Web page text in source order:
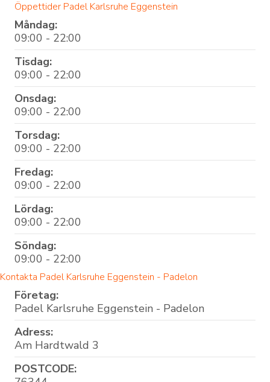
Öppettider Padel Karlsruhe Eggenstein
Måndag:
09:00 - 22:00
Tisdag:
09:00 - 22:00
Onsdag:
09:00 - 22:00
Torsdag:
09:00 - 22:00
Fredag:
09:00 - 22:00
Lördag:
09:00 - 22:00
Söndag:
09:00 - 22:00
Kontakta Padel Karlsruhe Eggenstein - Padelon
Företag:
Padel Karlsruhe Eggenstein - Padelon
Adress:
Am Hardtwald 3
POSTCODE: